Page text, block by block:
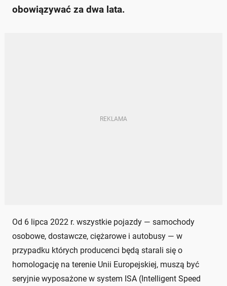
obowiązywać za dwa lata.
Od 6 lipca 2022 r. wszystkie pojazdy — samochody
osobowe, dostawcze, ciężarowe i autobusy — w
przypadku których producenci będą starali się o
homologację na terenie Unii Europejskiej, muszą być
seryjnie wyposażone w system ISA (Intelligent Speed